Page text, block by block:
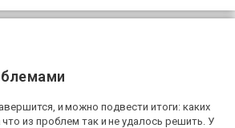
и можно подвести итоги: каких
из проблем так и не удалось решить. У